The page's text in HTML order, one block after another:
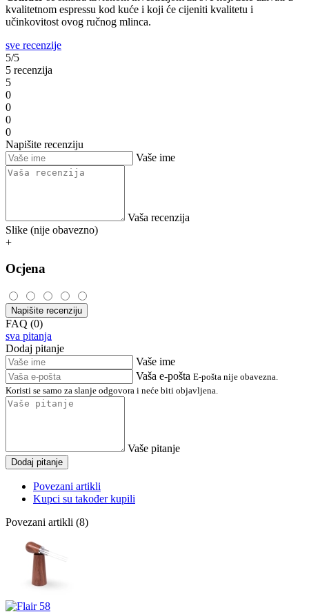
kvalitetnom espressu kod kuće i koji će cijeniti kvalitetu i
učinkovitost ovog ručnog mlinca.
sve recenzije
5/5
5 recenzija
5
0
0
0
0
Napišite recenziju
Vaše ime
Vaša recenzija
Slike (nije obavezno)
+
Ocjena
Napišite recenziju
FAQ (0)
sva pitanja
Dodaj pitanje
Vaše ime
Vaša e-pošta E-pošta nije obavezna.
Koristi se samo za slanje odgovora i neće biti objavljena.
Vaše pitanje
Dodaj pitanje
Povezani artikli
Kupci su također kupili
Povezani artikli (8)